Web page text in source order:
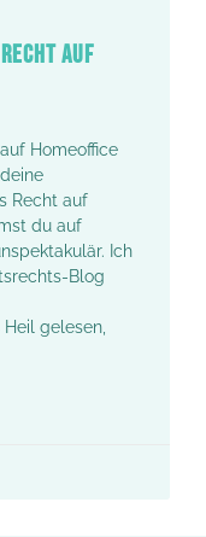
AUF
Homeoffice
Recht auf
du auf
Ich
Blog
gelesen,